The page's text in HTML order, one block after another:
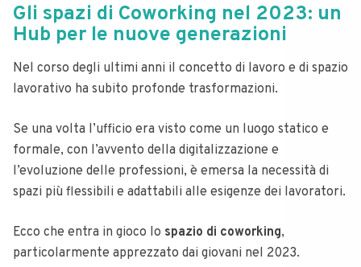
Gli spazi di Coworking nel 2023: un
Hub per le nuove generazioni
Nel corso degli ultimi anni il concetto di lavoro e di spazio
lavorativo ha subito profonde trasformazioni.
Se una volta l’ufficio era visto come un luogo statico e
formale, con l’avvento della digitalizzazione e
l’evoluzione delle professioni, è emersa la necessità di
spazi più flessibili e adattabili alle esigenze dei lavoratori.
Ecco che entra in gioco lo spazio di coworking,
particolarmente apprezzato dai giovani nel 2023.